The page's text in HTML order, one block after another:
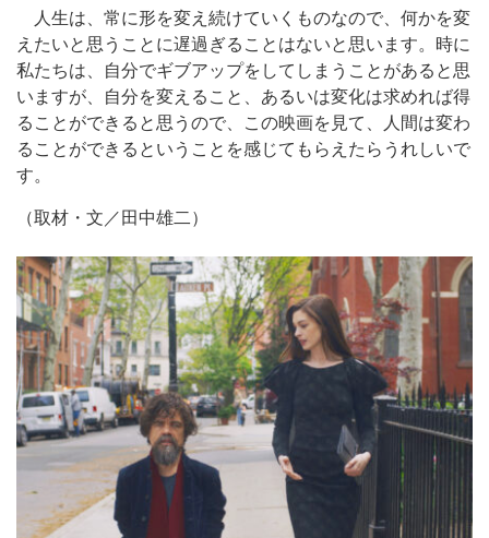
人生は、常に形を変え続けていくものなので、何かを変
えたいと思うことに遅過ぎることはないと思います。時に
私たちは、自分でギブアップをしてしまうことがあると思
いますが、自分を変えること、あるいは変化は求めれば得
ることができると思うので、この映画を見て、人間は変わ
ることができるということを感じてもらえたらうれしいで
す。
（取材・文／田中雄二）